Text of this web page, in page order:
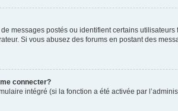
messages postés ou identifient certains
Si vous abusez des forums en postant des
connecter?
intégré (si la fonction a été activée par